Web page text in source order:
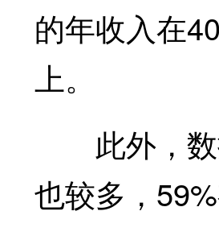
的年收入在
上。
此外，数
也较多，